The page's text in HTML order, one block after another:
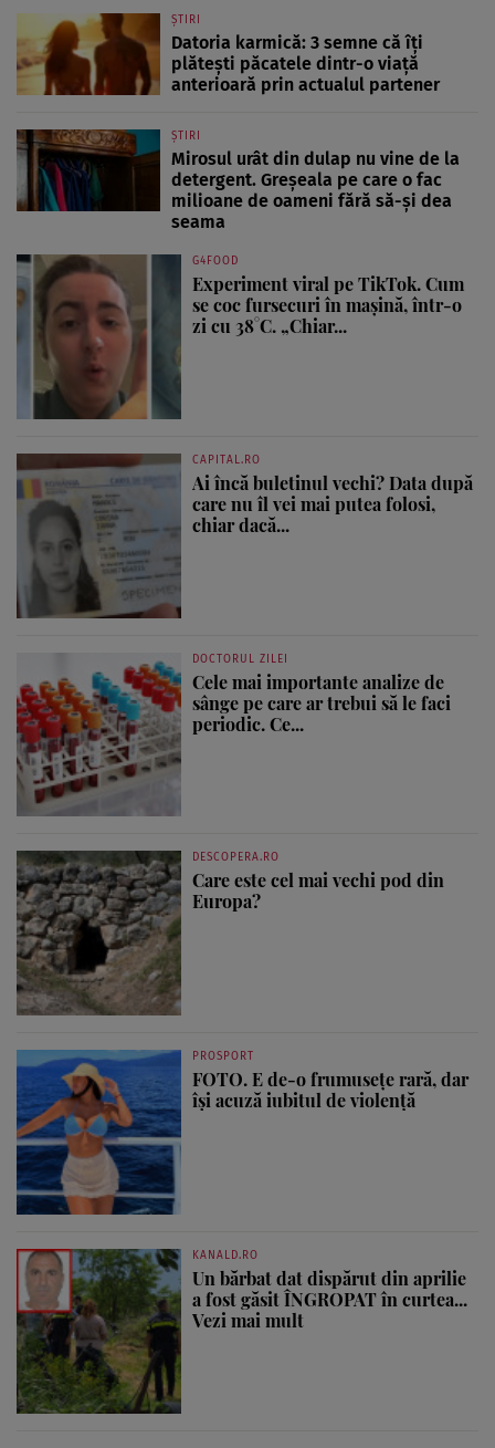
ȘTIRI
Datoria karmică: 3 semne că îți
plătești păcatele dintr-o viață
anterioară prin actualul partener
ȘTIRI
Mirosul urât din dulap nu vine de la
detergent. Greșeala pe care o fac
milioane de oameni fără să-și dea
seama
G4FOOD
Experiment viral pe TikTok. Cum
se coc fursecuri în mașină, într-o
zi cu 38°C. „Chiar...
CAPITAL.RO
Ai încă buletinul vechi? Data după
care nu îl vei mai putea folosi,
chiar dacă...
DOCTORUL ZILEI
Cele mai importante analize de
sânge pe care ar trebui să le faci
periodic. Ce...
DESCOPERA.RO
Care este cel mai vechi pod din
Europa?
PROSPORT
FOTO. E de-o frumusețe rară, dar
își acuză iubitul de violență
KANALD.RO
Un bărbat dat dispărut din aprilie
a fost găsit ÎNGROPAT în curtea...
Vezi mai mult